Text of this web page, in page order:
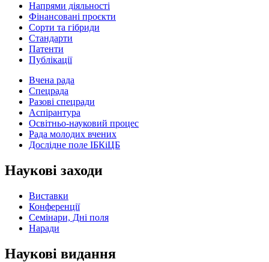
Напрями діяльності
Фінансовані проєкти
Сорти та гібриди
Стандарти
Патенти
Публікації
Вчена рада
Спецрада
Разові спецради
Аспірантура
Освітньо-науковий процес
Рада молодих вчених
Дослідне поле ІБКіЦБ
Наукові заходи
Виставки
Конференції
Семінари, Дні поля
Наради
Наукові видання